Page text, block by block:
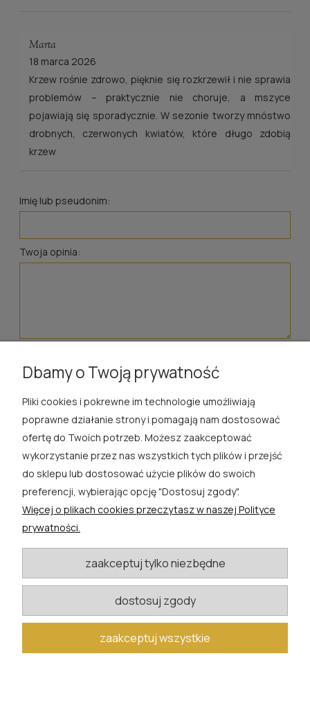
Marta
18 marca 2026
Krzew rośnie zdrowo, pięknie się rozkrzewił i nie sprawia
problemów – praktycznie nie choruje, a mszyce
pojawiają się sporadycznie. W sezonie tworzy mnóstwo
drobnych, czerwonych kwiatów, które długo zdobią
krzew
Imię lub pseudonim:
Twoja opinia:
ROSA ĆWIK
SKLEP
EXTRA
KATEGORIE BLOGU
W razie pytań i wątpliwości prosimy o kontakt
biuro@rosacwik.pl
Dbamy o Twoją prywatność
Pliki cookies i pokrewne im technologie umożliwiają
poprawne działanie strony i pomagają nam dostosować
ofertę do Twoich potrzeb. Możesz zaakceptować
wykorzystanie przez nas wszystkich tych plików i przejść
do sklepu lub dostosować użycie plików do swoich
preferencji, wybierając opcję "Dostosuj zgody".
Więcej o plikach cookies przeczytasz w naszej Polityce
prywatności.
zaakceptuj tylko niezbędne
dostosuj zgody
zaakceptuj wszystkie